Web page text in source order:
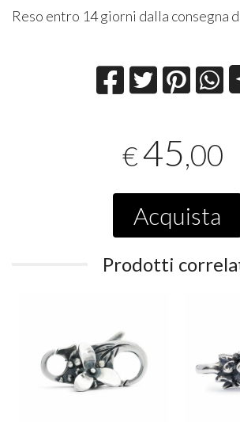
Reso entro 14 giorni dalla consegna
€45,00
Acquista
Prodotti